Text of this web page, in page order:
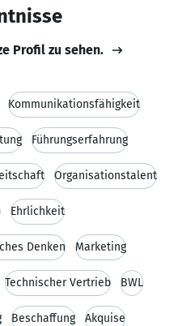
Profil zu sehen.
Kommunikationsfähigkeit
Führungserfahrung
Organisationstalent
Ehrlichkeit
Denken Marketing
Technischer Vertrieb BWL
Beschaffung Akquise